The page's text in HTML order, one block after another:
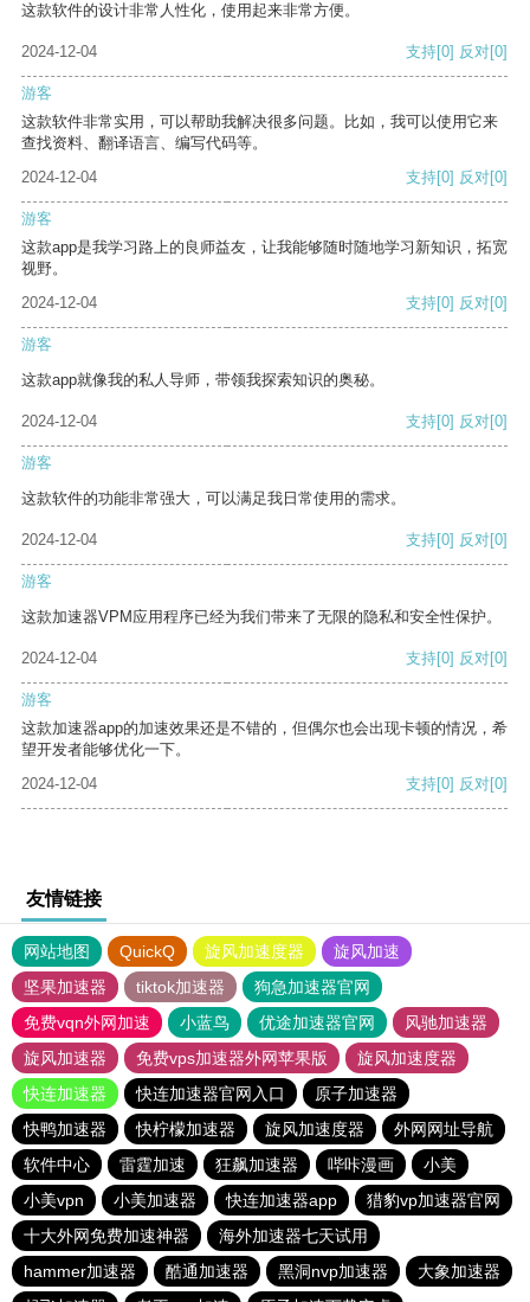
这款软件的设计非常人性化，使用起来非常方便。
2024-12-04 支持[0] 反对[0]
游客
这款软件非常实用，可以帮助我解决很多问题。比如，我可以使用它来
查找资料、翻译语言、编写代码等。
2024-12-04
支持[0] 反对[0]
游客
这款app是我学习路上的良师益友，让我能够随时随地学习新知识，拓宽
视野。
2024-12-04
支持[0] 反对[0]
游客
这款app就像我的私人导师，带领我探索知识的奥秘。
2024-12-04 支持[0] 反对[0]
游客
这款软件的功能非常强大，可以满足我日常使用的需求。
2024-12-04 支持[0] 反对[0]
游客
这款加速器VPM应用程序已经为我们带来了无限的隐私和安全性保护。
2024-12-04 支持[0] 反对[0]
游客
这款加速器app的加速效果还是不错的，但偶尔也会出现卡顿的情况，希
望开发者能够优化一下。
2024-12-04
支持[0] 反对[0]
友情链接
网站地图 QuickQ 旋风加速度器
旋风加速
坚果加速器
tiktok加速器
狗急加速器官网
免费vqn外网加速
小蓝鸟 优途加速器官网
风驰加速器
旋风加速器
免费vps加速器外网苹果版
旋风加速度器
快连加速器
快连加速器官网入口
原子加速器
快鸭加速器
快柠檬加速器 旋风加速度器
外网网址导航
软件中心
雷霆加速 狂飙加速器 哔咔漫画
小美
小美vpn
小美加速器 快连加速器app
猎豹vp加速器官网
十大外网免费加速神器
海外加速器七天试用
hammer加速器
酷通加速器 黑洞nvp加速器
大象加速器